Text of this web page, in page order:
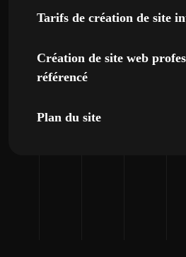
Tarifs de création de site
Création de site web
référencé
Plan du site